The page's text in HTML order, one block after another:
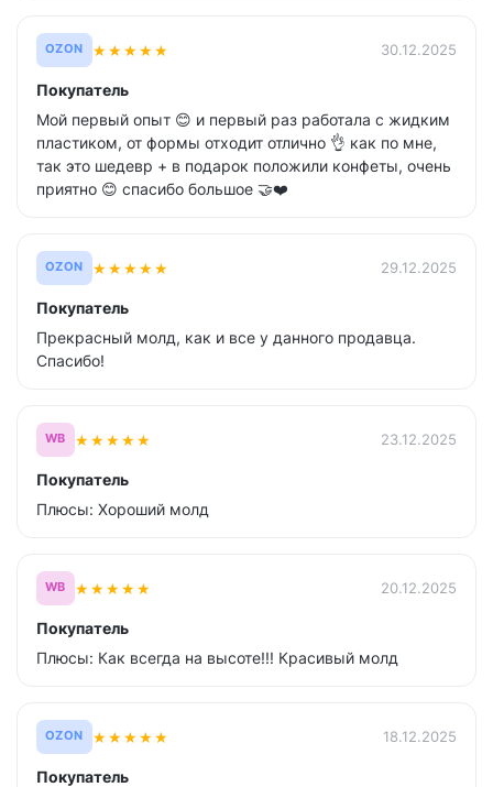
OZON ★★★★★ 30.12.2025
Покупатель
Мой первый опыт 😊 и первый раз работала с жидким
пластиком, от формы отходит отлично 👌 как по мне,
так это шедевр + в подарок положили конфеты, очень
приятно 😊 спасибо большое 🤝❤️
OZON ★★★★★ 29.12.2025
Покупатель
Прекрасный молд, как и все у данного продавца.
Спасибо!
WB ★★★★★ 23.12.2025
Покупатель
Плюсы: Хороший молд
WB ★★★★★ 20.12.2025
Покупатель
Плюсы: Как всегда на высоте!!! Красивый молд
OZON ★★★★★ 18.12.2025
Покупатель